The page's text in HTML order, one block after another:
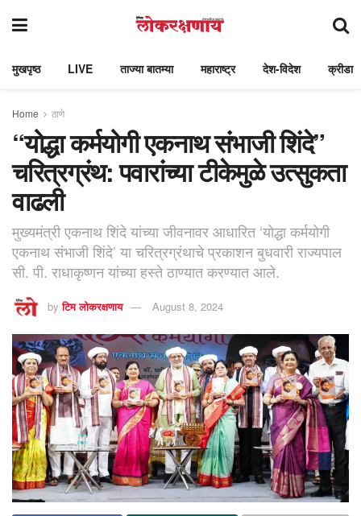
मुखपृष्ठ LIVE ताज्या बातम्या महाराष्ट्र देश-विदेश क्रीडा
Home ठाणे
“योद्धा कर्मयोगी एकनाथ संभाजी शिंदे”
चरित्रग्रंथ: पवारांच्या टीकेमुळे उत्सुकता
वाढली
मुख्यमंत्री एकनाथ शिंदे यांच्या जीवनावर आधारित ‘योद्धा कर्मयोगी
एकनाथ संभाजी शिंदे’ या चरित्रग्रंथाचे प्रकाशन बुधवारी राज्यपाल
सी. पी. राधाकृष्णन यांच्या हस्ते ठाण्यात करण्यात आले.
by टिम लोकरक्षणाय August 8, 2024